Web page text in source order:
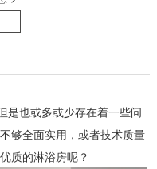
也或多或少存在着一些问
够全面实用，或者技术质量
质的淋浴房呢？